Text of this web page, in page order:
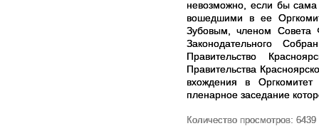
невозможно, если бы
вошедшими в ее
Зубовым, членом Совета
Законодательного
Правительство
Правительства
вхождения в
пленарное заседание
Количество просмотров: 6439